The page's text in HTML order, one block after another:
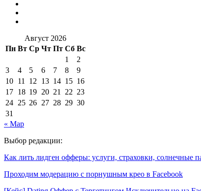
Август 2026
Пн Вт Ср Чт Пт Сб Вс
1
2
3
4 5 6 7 8
9
10 11 12 13 14 15 16
17 18 19 20 21 22 23
24 25 26 27 28 29 30
31
« Мар
Выбор редакции:
Как лить лидген офферы: услуги, страховки, солнечные
Проходим модерацию с порнушным крео в Facebook